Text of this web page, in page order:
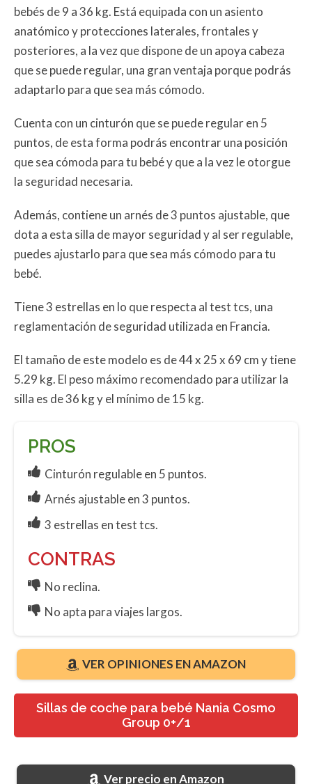
bebés de 9 a 36 kg. Está equipada con un asiento
anatómico y protecciones laterales, frontales y
posteriores, a la vez que dispone de un apoya cabeza
que se puede regular, una gran ventaja porque podrás
adaptarlo para que sea más cómodo.
Cuenta con un cinturón que se puede regular en 5
puntos, de esta forma podrás encontrar una posición
que sea cómoda para tu bebé y que a la vez le otorgue
la seguridad necesaria.
Además, contiene un arnés de 3 puntos ajustable, que
dota a esta silla de mayor seguridad y al ser regulable,
puedes ajustarlo para que sea más cómodo para tu
bebé.
Tiene 3 estrellas en lo que respecta al test tcs, una
reglamentación de seguridad utilizada en Francia.
El tamaño de este modelo es de 44 x 25 x 69 cm y tiene
5.29 kg. El peso máximo recomendado para utilizar la
silla es de 36 kg y el mínimo de 15 kg.
PROS
Cinturón regulable en 5 puntos.
Arnés ajustable en 3 puntos.
3 estrellas en test tcs.
CONTRAS
No reclina.
No apta para viajes largos.
VER OPINIONES EN AMAZON
Sillas de coche para bebé Nania Cosmo
Group 0+/1
Ver precio en Amazon